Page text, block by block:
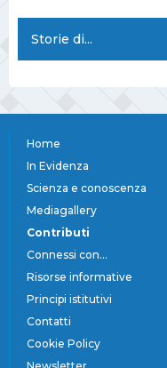
Storie di...
Home
In Evidenza
Scienza e conoscenza
Mediagallery
Contributi
Connessi con...
Risorse informative
Principi istitutivi
Contatti
Cookie Policy